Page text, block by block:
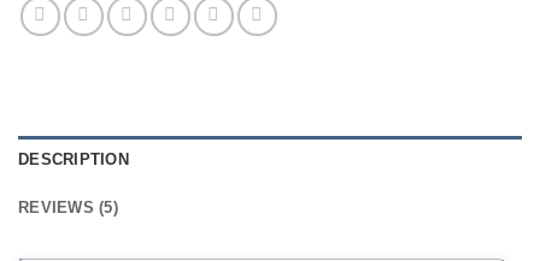
DESCRIPTION
REVIEWS (5)